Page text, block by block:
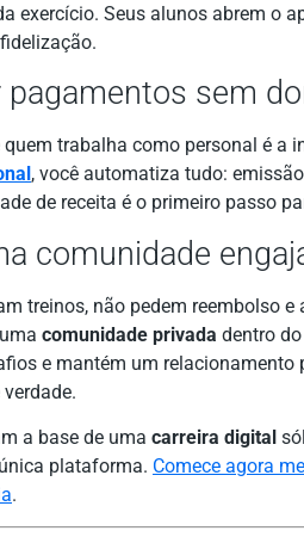
exercício. Seus alunos abrem o
sem
trabalha como personal é a
, você automatiza tudo:
de receita é o primeiro passo
comunidade
treinos, não pedem reembolso
comunidade privada dentro
e mantém um
verdade.
a base de uma carreira digital
plataforma. Comece agora
.